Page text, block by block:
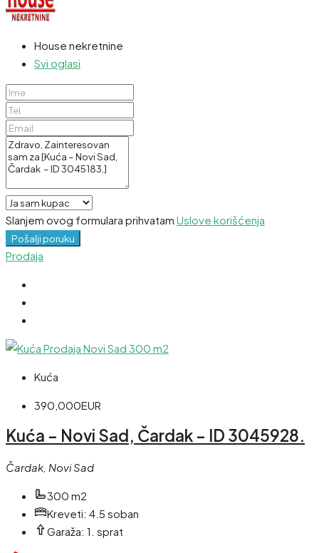
House nekretnine
Svi oglasi
Slanjem ovog formulara prihvatam Uslove korišćenja
Pošalji poruku
Prodaja
Kuća
390,000EUR
Kuća – Novi Sad, Čardak – ID 3045928.
Čardak, Novi Sad
300 m2
Kreveti: 4.5 soban
Garaža: 1. sprat